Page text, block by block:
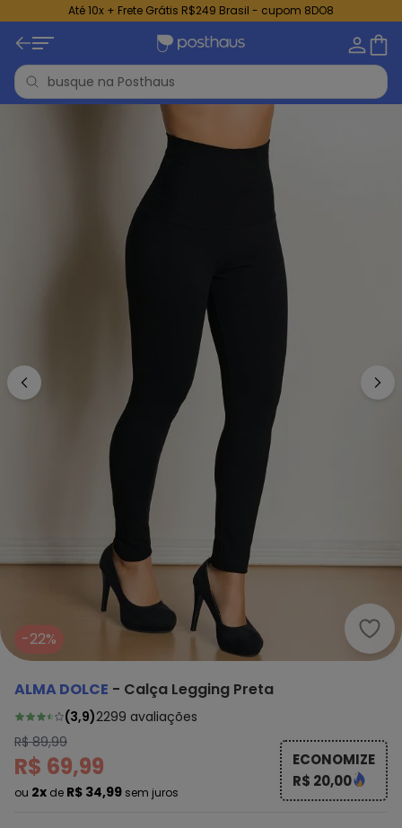
Até 10x + Frete Grátis R$249 Brasil - cupom 8DO8
-22%
ALMA DOLCE - Calça Legging Preta
(3,9)2299 avaliações
R$ 89,99
R$ 69,99
ou 2x de R$ 34,99 sem juros
ECONOMIZE
R$ 20,00